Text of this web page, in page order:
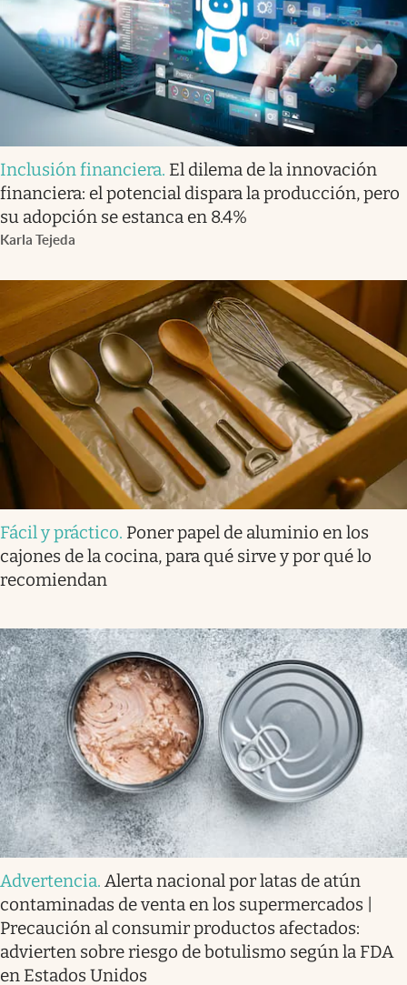
Inclusión financiera. El dilema de la innovación
financiera: el potencial dispara la producción, pero
su adopción se estanca en 8.4%
Karla Tejeda
Fácil y práctico. Poner papel de aluminio en los
cajones de la cocina, para qué sirve y por qué lo
recomiendan
Advertencia. Alerta nacional por latas de atún
contaminadas de venta en los supermercados |
Precaución al consumir productos afectados:
advierten sobre riesgo de botulismo según la FDA
en Estados Unidos